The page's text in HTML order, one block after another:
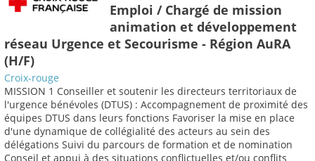
Emploi / Chargé de mission
animation et développement
réseau Urgence et Secourisme - Région AuRA
(H/F)
Croix-rouge
MISSION 1 Conseiller et soutenir les directeurs territoriaux de
l'urgence bénévoles (DTUS) : Accompagnement de proximité des
équipes DTUS dans leurs fonctions Favoriser la mise en place
d'une dynamique de collégialité des acteurs au sein des
délégations Suivi du parcours de formation et de nomination
Conseil et appui à des situations conflictuelles et/ou conflits